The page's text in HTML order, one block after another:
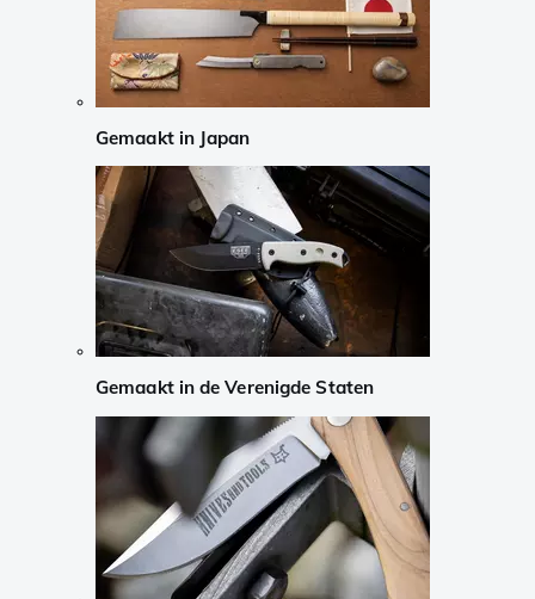
Gemaakt in Japan
Gemaakt in de Verenigde Staten